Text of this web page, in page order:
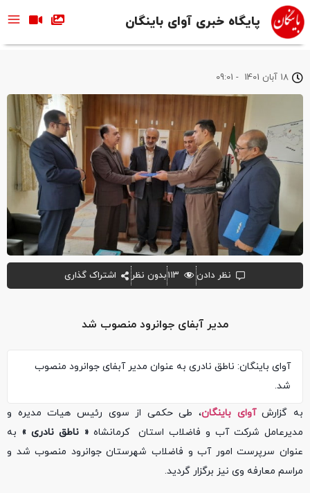
پایگاه خبری آوای باینگان
مدیر آبفای جوانرود منصوب شد
آوای باینگان: ناطق نادری به عنوان مدیر آبفای جوانرود منصوب
شد.
18 آبان 1401 -
09:01
نظر دادن ۱۱۳بدون نظر اشتراک گذاری
به گزارشآوای باینگان، طی حکمی از سوی رئیس هیات مدیره و
مدیرعامل شرکت آب و فاضلاب استان کرمانشاه« ناطق نادری » به
عنوان سرپرست امور آب و فاضلاب شهرستان جوانرود منصوب شد و
مراسم معارفه وی نیز برگزار گردید.